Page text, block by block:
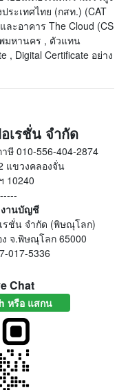
ะเทศไทย (กสท.) (CAT
ละอาคาร The Cloud (CS
พมหานคร , ตัวแทน
, Digital Certificate อย่าง
เรชั่น จำกัด
ษี 010-556-404-2874
แขวงคลองจั่น
10240
งานบัญชี
รชั่น จำกัด (พิษณุโลก)
จ.พิษณุโลก 65000
017-5336
Chat
หรือ แสกน